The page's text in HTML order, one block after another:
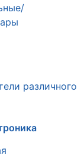
различного